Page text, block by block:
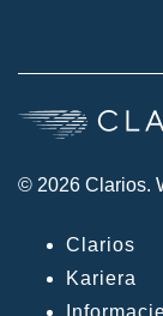
© 2026 Clarios.
Clarios
Kariera